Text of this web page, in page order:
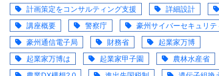
計画策定をコンサルティング支援
詳細設計
講座概要
警察庁
豪州サイバーセキュリ
豪州通信電子局
財務省
起業家万博
起業家万博は
起業家甲子園
農林水産省